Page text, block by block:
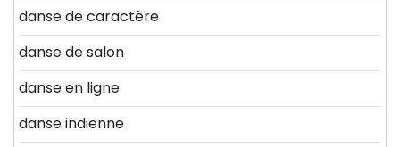
danse de caractère
danse de salon
danse en ligne
danse indienne